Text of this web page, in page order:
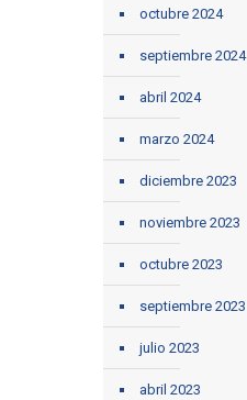
octubre 2024
septiembre 2024
abril 2024
marzo 2024
diciembre 2023
noviembre 2023
octubre 2023
septiembre 2023
julio 2023
abril 2023